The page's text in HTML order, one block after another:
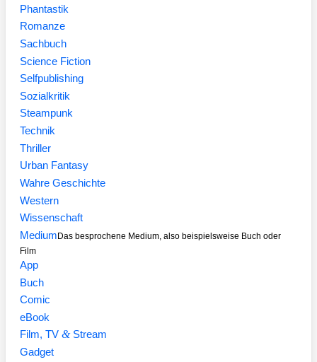
Phantastik
Romanze
Sachbuch
Science Fiction
Selfpublishing
Sozialkritik
Steampunk
Technik
Thriller
Urban Fantasy
Wahre Geschichte
Western
Wissenschaft
MediumDas besprochene Medium, also beispielsweise Buch oder
Film
App
Buch
Comic
eBook
Film, TV&Stream
Gadget